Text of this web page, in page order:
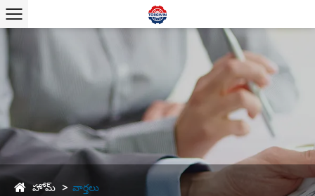
హోమ్ వార్తలు